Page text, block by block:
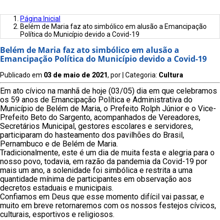
Página Inicial
Belém de Maria faz ato simbólico em alusão a Emancipação
Política do Município devido a Covid-19
Belém de Maria faz ato simbólico em alusão a
Emancipação Política do Município devido a Covid-19
Publicado em 03 de maio de 2021, por | Categoria: Cultura
Em ato cívico na manhã de hoje (03/05) dia em que celebramos
os 59 anos de Emancipação Política e Administrativa do
Município de Belém de Maria, o Prefeito Rolph Júnior e o Vice-
Prefeito Beto do Sargento, acompanhados de Vereadores,
Secretários Municipal, gestores escolares e servidores,
participaram do hasteamento dos pavilhões do Brasil,
Pernambuco e de Belém de Maria.
Tradicionalmente, este é um dia de muita festa e alegria para o
nosso povo, todavia, em razão da pandemia da Covid-19 por
mais um ano, a solenidade foi simbólica e restrita a uma
quantidade mínima de participantes em observação aos
decretos estaduais e municipais.
Confiamos em Deus que esse momento difícil vai passar, e
muito em breve retornaremos com os nossos festejos cívicos,
culturais, esportivos e religiosos.